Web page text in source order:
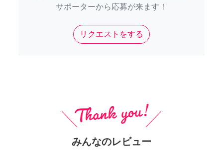
サポーターから応募が来ます！
リクエストをする
みんなのレビュー